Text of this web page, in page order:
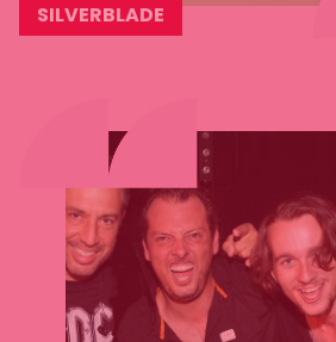
SILVERBLADE
Lees
meer